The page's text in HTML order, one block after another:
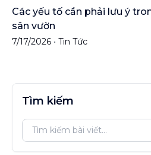
Các yếu tố cần phải lưu ý
sân vườn
7/17/2026 • Tin Tức
Tìm kiếm